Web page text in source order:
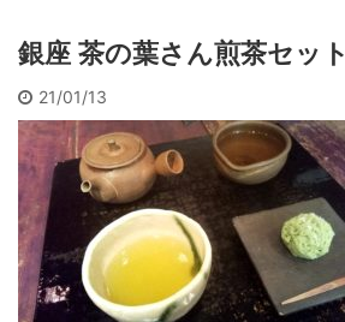
銀座 茶の葉さん煎茶セット
21/01/13